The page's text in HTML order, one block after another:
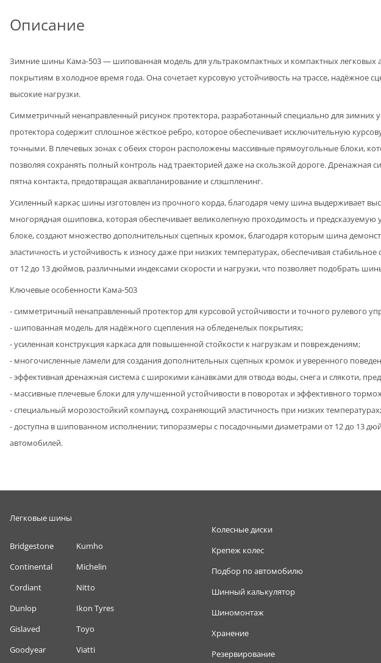
Описание
Зимние шины Кама-503 — шипованная модель для ультракомпактных и компактных легковых
покрытиям в холодное время года. Она сочетает курсовую устойчивость на трассе,
высокие нагрузки.
Симметричный ненаправленный рисунок протектора, разработанный специально для зимних
протектора содержит сплошное жёсткое ребро, которое обеспечивает исключительную
точными. В плечевых зонах с обеих сторон расположены массивные прямоугольные блоки,
позволяя сохранять полный контроль над траекторией даже на скользкой дороге.
пятна контакта, предотвращая аквапланирование и слэшпленинг.
Усиленный каркас шины изготовлен из прочного корда, благодаря чему шина выдерживает
многорядная ошиповка, которая обеспечивает великолепную проходимость и
блоке, создают множество дополнительных сцепных кромок, благодаря которым шина
эластичность и устойчивость к износу даже при низких температурах, обеспечивая
от 12 до 13 дюймов, различными индексами скорости и нагрузки, что позволяет подобрать
Ключевые особенности Кама-503
- симметричный ненаправленный протектор для курсовой устойчивости и точного рулевого
- шипованная модель для надёжного сцепления на обледенелых покрытиях;
- усиленная конструкция каркаса для повышенной стойкости к нагрузкам и повреждениям;
- многочисленные ламели для создания дополнительных сцепных кромок и уверенного
- эффективная дренажная система с широкими канавками для отвода воды, снега и слякоти,
- массивные плечевые блоки для улучшенной устойчивости в поворотах и эффективного
- специальный морозостойкий компаунд, сохраняющий эластичность при низких температурах;
- доступна в шипованном исполнении; типоразмеры с посадочными диаметрами от 12 до 13
автомобилей.
Легковые шины
Bridgestone
Continental
Cordiant
Dunlop
Gislaved
Goodyear
Kumho
Michelin
Nitto
Ikon Tyres
Toyo
Viatti
Колесные диски
Крепеж колес
Подбор по автомобилю
Шинный калькулятор
Шиномонтаж
Хранение
Резервирование